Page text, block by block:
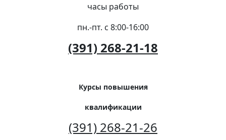
часы работы
пн.-пт. с 8:00-16:00
(391) 268-21-18
Курсы повышения
квалификации
(391) 268-21-26